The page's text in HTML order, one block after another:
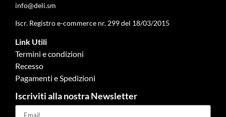
info@deli.sm
Iscr. Registro e-commerce nr. 299 del 18/03/2015
Link Utili
Termini e condizioni
Recesso
Pagamenti e Spedizioni
Iscriviti alla nostra Newsletter